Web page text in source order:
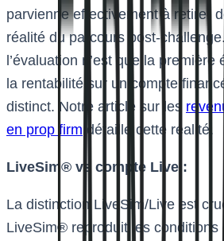
parvienne effectivement à retirer
réalité du parcours post-
l’évaluation n’est que la
la rentabilité sur un compte
distinct. Notre article sur les
en prop firm détaille cette réalité.
LiveSim® vs compte Live :
La distinction LiveSim/Live est
LiveSim® reproduit les conditions